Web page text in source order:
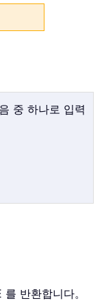
중 하나로 입력
반환합니다。